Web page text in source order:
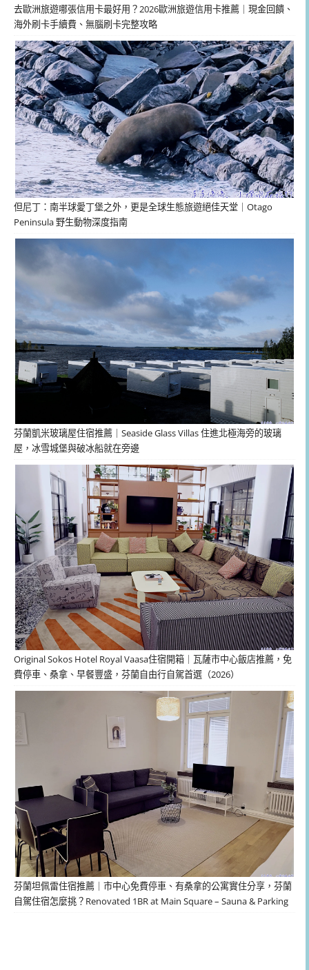
去歐洲旅遊哪張信用卡最好用？2026歐洲旅遊信用卡推薦｜現金回饋、
海外刷卡手續費、無腦刷卡完整攻略
但尼丁：南半球愛丁堡之外，更是全球生態旅遊絕佳天堂｜Otago
Peninsula 野生動物深度指南
芬蘭凱米玻璃屋住宿推薦｜Seaside Glass Villas 住進北極海旁的玻璃
屋，冰雪城堡與破冰船就在旁邊
Original Sokos Hotel Royal Vaasa住宿開箱｜瓦薩市中心飯店推薦，免
費停車、桑拿、早餐豐盛，芬蘭自由行自駕首選（2026）
芬蘭坦佩雷住宿推薦｜市中心免費停車、有桑拿的公寓實住分享，芬蘭
自駕住宿怎麼挑？Renovated 1BR at Main Square – Sauna & Parking